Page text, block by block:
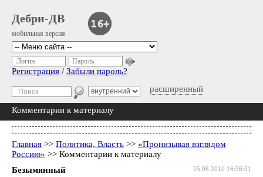
Дебри-ДВ
мобильная версия
расширенный
Логин Пароль
Регистрация / Забыли пароль?
Комментарии к материалу
Главная >> Политика, Власть >> «Пронизывая взглядом
Россию» >> Комментарии к материалу
25.08.2010 16:56:31
Безымянный